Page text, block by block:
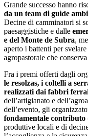
Grande successo hanno
da un team di guide
Decine di camminatori si
paesaggistiche e dalle
e del Monte de Subra,
aperto i battenti per
agropastorale che
Fra i premi offerti dagli
le resolzas, i coltelli a
realizzati dai fabbri
dell’artigianato e
dell’evento, gli
fondamentale contributo
produttive locali e di